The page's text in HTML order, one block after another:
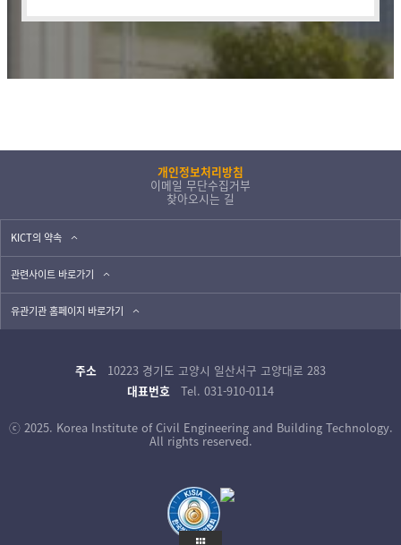
개인정보처리방침
이메일 무단수집거부
찾아오시는 길
KICT의 약속
관련사이트 바로가기
유관기관 홈페이지 바로가기
주소
10223 경기도 고양시 일산서구 고양대로 283
대표번호
Tel. 031-910-0114
ⓒ 2025. Korea Institute of Civil Engineering and Building Technology.
All rights reserved.